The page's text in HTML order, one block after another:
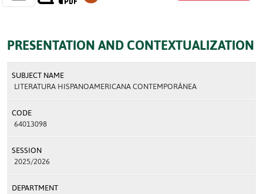
PRESENTATION AND CONTEXTUALIZATION
SUBJECT NAME
LITERATURA HISPANOAMERICANA CONTEMPORÁNEA
CODE
64013098
SESSION
2025/2026
DEPARTMENT